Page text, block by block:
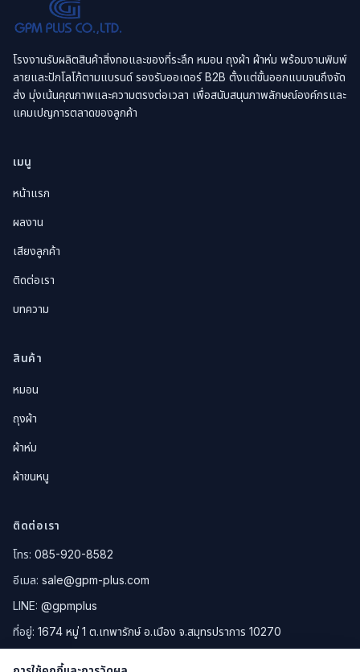
โรงงานรับผลิตสินค้าสิ่งทอและของที่ระลึก หมอน ถุงผ้า ผ้าห่ม พร้อมงานพิมพ์
ลายและปักโลโก้ตามแบรนด์ รองรับออเดอร์ B2B ตั้งแต่ขั้นออกแบบจนถึงจัด
ส่ง มุ่งเน้นคุณภาพและความตรงต่อเวลา เพื่อสนับสนุนภาพลักษณ์องค์กรและ
แคมเปญการตลาดของลูกค้า
เมนู
หน้าแรก
ผลงาน
เสียงลูกค้า
ติดต่อเรา
บทความ
สินค้า
หมอน
ถุงผ้า
ผ้าห่ม
ผ้าขนหนู
ติดต่อเรา
โทร: 085-920-8582
อีเมล: sale@gpm-plus.com
LINE: @gpmplus
ที่อยู่: 1674 หมู่ 1 ต.เทพารักษ์ อ.เมือง จ.สมุทรปราการ 10270